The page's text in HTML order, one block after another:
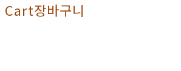
Cart장바구니